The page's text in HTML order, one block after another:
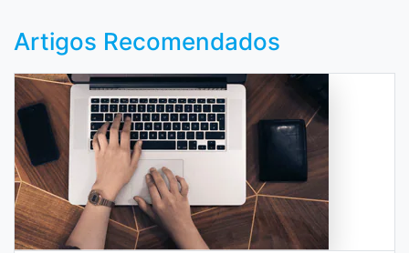
Artigos Recomendados